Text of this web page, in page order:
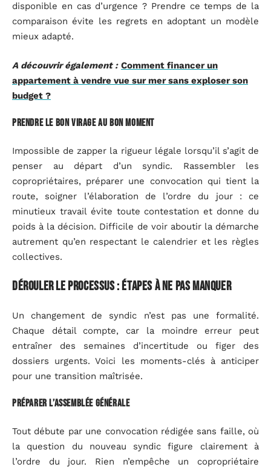
disponible en cas d’urgence ? Prendre ce temps de la
comparaison évite les regrets en adoptant un modèle
mieux adapté.
A découvrir également : Comment financer un
appartement à vendre vue sur mer sans exploser son
budget ?
Prendre le bon virage au bon moment
Impossible de zapper la rigueur légale lorsqu’il s’agit de
penser au départ d’un syndic. Rassembler les
copropriétaires, préparer une convocation qui tient la
route, soigner l’élaboration de l’ordre du jour : ce
minutieux travail évite toute contestation et donne du
poids à la décision. Difficile de voir aboutir la démarche
autrement qu’en respectant le calendrier et les règles
collectives.
Dérouler le processus : étapes à ne pas manquer
Un changement de syndic n’est pas une formalité.
Chaque détail compte, car la moindre erreur peut
entraîner des semaines d’incertitude ou figer des
dossiers urgents. Voici les moments-clés à anticiper
pour une transition maîtrisée.
Préparer l’assemblée générale
Tout débute par une convocation rédigée sans faille, où
la question du nouveau syndic figure clairement à
l’ordre du jour. Rien n’empêche un copropriétaire